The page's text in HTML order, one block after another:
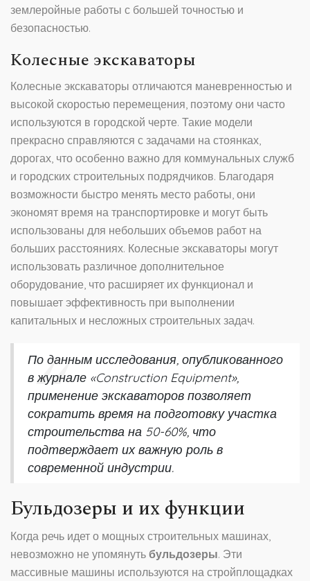
землеройные работы с большей точностью и
безопасностью.
Колесные экскаваторы
Колесные экскаваторы отличаются маневренностью и
высокой скоростью перемещения, поэтому они часто
используются в городской черте. Такие модели
прекрасно справляются с задачами на стоянках,
дорогах, что особенно важно для коммунальных служб
и городских строительных подрядчиков. Благодаря
возможности быстро менять место работы, они
экономят время на транспортировке и могут быть
использованы для небольших объемов работ на
больших расстояниях. Колесные экскаваторы могут
использовать различное дополнительное
оборудование, что расширяет их функционал и
повышает эффективность при выполнении
капитальных и несложных строительных задач.
По данным исследования, опубликованного
в журнале «Construction Equipment»,
применение экскаваторов позволяет
сократить время на подготовку участка
строительства на 50-60%, что
подтверждает их важную роль в
современной индустрии.
Бульдозеры и их функции
Когда речь идет о мощных строительных машинах,
невозможно не упомянуть бульдозеры. Эти
массивные машины используются на стройплощадках